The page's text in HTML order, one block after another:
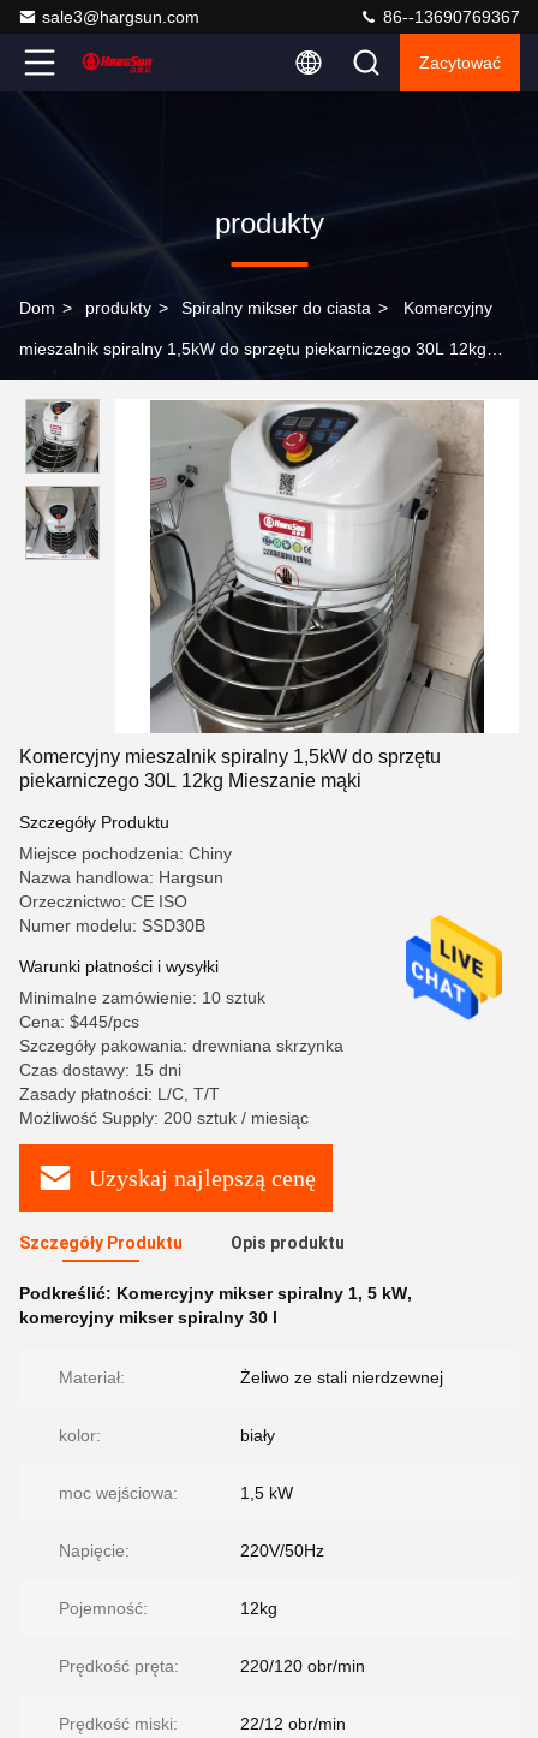
sale3@hargsun.com 86--13690769367
Zacytować
produkty
Dom > produkty > Spiralny mikser do ciasta > Komercyjny
mieszalnik spiralny 1,5kW do sprzętu piekarniczego 30L 12kg
Komercyjny mieszalnik spiralny 1,5kW do sprzętu
piekarniczego 30L 12kg Mieszanie mąki
Szczegóły Produktu
Miejsce pochodzenia: Chiny
Nazwa handlowa: Hargsun
Orzecznictwo: CE ISO
Numer modelu: SSD30B
Warunki płatności i wysyłki
Minimalne zamówienie: 10 sztuk
Cena: $445/pcs
Szczegóły pakowania: drewniana skrzynka
Czas dostawy: 15 dni
Zasady płatności: L/C, T/T
Możliwość Supply: 200 sztuk / miesiąc
Uzyskaj najlepszą cenę
Szczegóły Produktu Opis produktu
Podkreślić: Komercyjny mikser spiralny 1, 5 kW,
komercyjny mikser spiralny 30 l
Materiał: Żeliwo ze stali nierdzewnej
kolor: biały
moc wejściowa: 1,5 kW
Napięcie: 220V/50Hz
Pojemność: 12kg
Prędkość pręta: 220/120 obr/min
Prędkość miski: 22/12 obr/min